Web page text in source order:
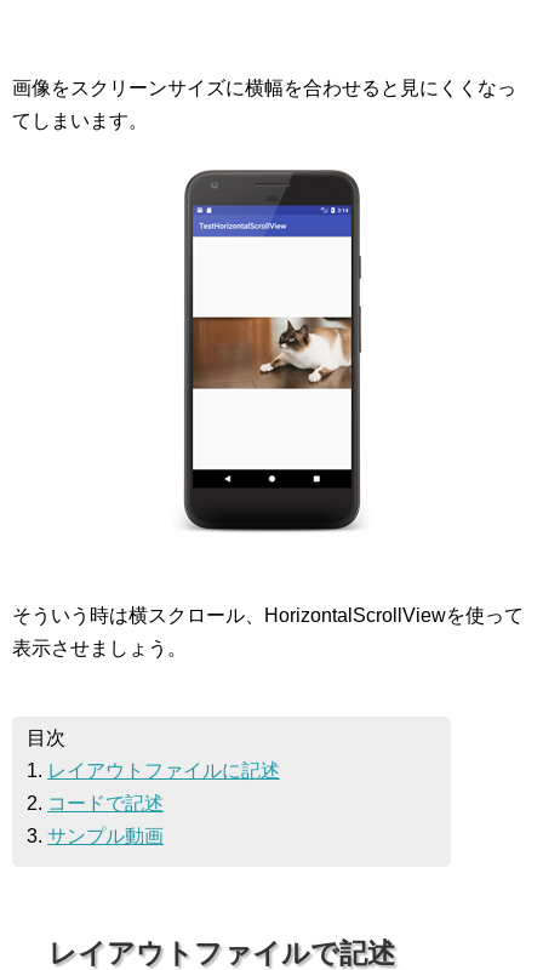
画像をスクリーンサイズに横幅を合わせると見にくくなっ
てしまいます。
そういう時は横スクロール、HorizontalScrollViewを使って
表示させましょう。
目次
1. レイアウトファイルに記述
2. コードで記述
3. サンプル動画
レイアウトファイルで記述